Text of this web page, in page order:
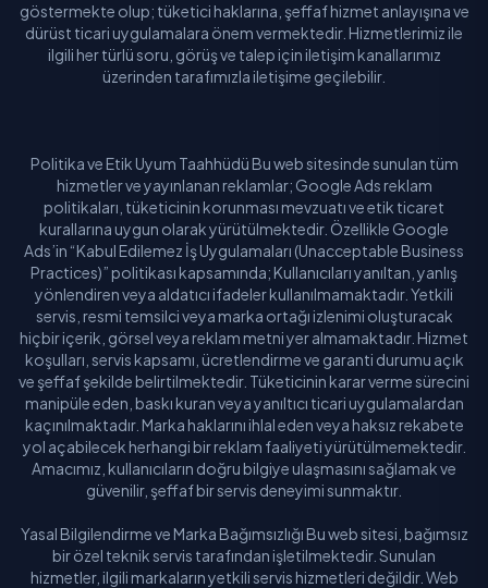
göstermekte olup; tüketici haklarına, şeffaf hizmet anlayışına ve
dürüst ticari uygulamalara önem vermektedir. Hizmetlerimiz ile
ilgili her türlü soru, görüş ve talep için iletişim kanallarımız
üzerinden tarafımızla iletişime geçilebilir.
Politika ve Etik Uyum Taahhüdü Bu web sitesinde sunulan tüm
hizmetler ve yayınlanan reklamlar; Google Ads reklam
politikaları, tüketicinin korunması mevzuatı ve etik ticaret
kurallarına uygun olarak yürütülmektedir. Özellikle Google
Ads’in “Kabul Edilemez İş Uygulamaları (Unacceptable Business
Practices)” politikası kapsamında; Kullanıcıları yanıltan, yanlış
yönlendiren veya aldatıcı ifadeler kullanılmamaktadır. Yetkili
servis, resmi temsilci veya marka ortağı izlenimi oluşturacak
hiçbir içerik, görsel veya reklam metni yer almamaktadır. Hizmet
koşulları, servis kapsamı, ücretlendirme ve garanti durumu açık
ve şeffaf şekilde belirtilmektedir. Tüketicinin karar verme sürecini
manipüle eden, baskı kuran veya yanıltıcı ticari uygulamalardan
kaçınılmaktadır. Marka haklarını ihlal eden veya haksız rekabete
yol açabilecek herhangi bir reklam faaliyeti yürütülmemektedir.
Amacımız, kullanıcıların doğru bilgiye ulaşmasını sağlamak ve
güvenilir, şeffaf bir servis deneyimi sunmaktır.
Yasal Bilgilendirme ve Marka Bağımsızlığı Bu web sitesi, bağımsız
bir özel teknik servis tarafından işletilmektedir. Sunulan
hizmetler, ilgili markaların yetkili servis hizmetleri değildir. Web